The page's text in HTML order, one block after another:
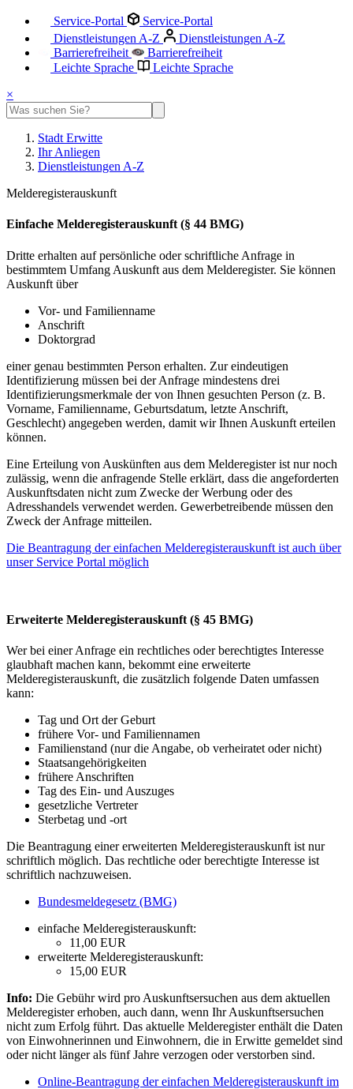
Service-Portal
Service-Portal
Dienstleistungen A-Z
Dienstleistungen A-Z
Barrierefreiheit
Barrierefreiheit
Leichte Sprache
Leichte Sprache
×
Stadt Erwitte
Ihr Anliegen
Dienstleistungen A-Z
Melderegisterauskunft
Einfache Melderegisterauskunft (§ 44 BMG)
Dritte erhalten auf persönliche oder schriftliche Anfrage in
bestimmtem Umfang Auskunft aus dem Melderegister. Sie können
Auskunft über
Vor- und Familienname
Anschrift
Doktorgrad
einer genau bestimmten Person erhalten. Zur eindeutigen
Identifizierung müssen bei der Anfrage mindestens drei
Identifizierungsmerkmale der von Ihnen gesuchten Person (z. B.
Vorname, Familienname, Geburtsdatum, letzte Anschrift,
Geschlecht) angegeben werden, damit wir Ihnen Auskunft erteilen
können.
Eine Erteilung von Auskünften aus dem Melderegister ist nur noch
zulässig, wenn die anfragende Stelle erklärt, dass die angeforderten
Auskunftsdaten nicht zum Zwecke der Werbung oder des
Adresshandels verwendet werden. Gewerbetreibende müssen den
Zweck der Anfrage mitteilen.
Die Beantragung der einfachen Melderegisterauskunft ist auch über
unser Service Portal möglich
Erweiterte Melderegisterauskunft (§ 45 BMG)
Wer bei einer Anfrage ein rechtliches oder berechtigtes Interesse
glaubhaft machen kann, bekommt eine erweiterte
Melderegisterauskunft, die zusätzlich folgende Daten umfassen
kann:
Tag und Ort der Geburt
frühere Vor- und Familiennamen
Familienstand (nur die Angabe, ob verheiratet oder nicht)
Staatsangehörigkeiten
frühere Anschriften
Tag des Ein- und Auszuges
gesetzliche Vertreter
Sterbetag und -ort
Die Beantragung einer erweiterten Melderegisterauskunft ist nur
schriftlich möglich. Das rechtliche oder berechtigte Interesse ist
schriftlich nachzuweisen.
Bundesmeldegesetz (BMG)
einfache Melderegisterauskunft:
11,00 EUR
erweiterte Melderegisterauskunft:
15,00 EUR
Info: Die Gebühr wird pro Auskunftsersuchen aus dem aktuellen
Melderegister erhoben, auch dann, wenn Ihr Auskunftsersuchen
nicht zum Erfolg führt. Das aktuelle Melderegister enthält die Daten
von Einwohnerinnen und Einwohnern, die in Erwitte gemeldet sind
oder nicht länger als fünf Jahre verzogen oder verstorben sind.
Online-Beantragung der einfachen Melderegisterauskunft im